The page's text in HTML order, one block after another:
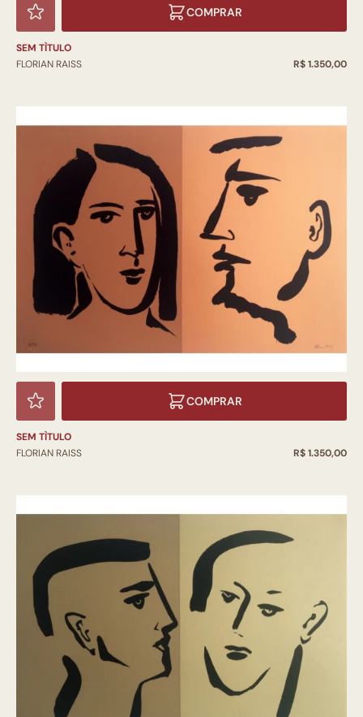
COMPRAR
SEM TÌTULO
FLORIAN RAISS
R$ 1.350,00
COMPRAR
SEM TÌTULO
FLORIAN RAISS
R$ 1.350,00